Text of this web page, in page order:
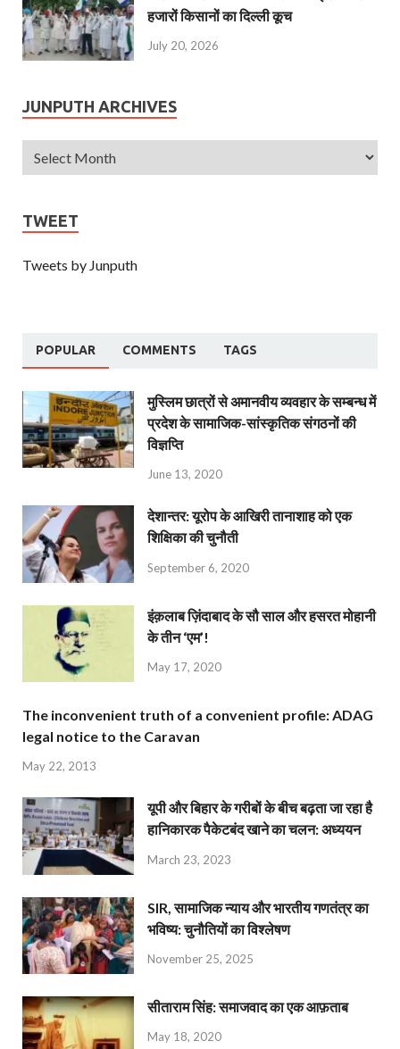
हजारों किसानों का दिल्ली कूच
July 20, 2026
JUNPUTH ARCHIVES
TWEET
Tweets by Junputh
POPULAR COMMENTS TAGS
मुस्लिम छात्रों से अमानवीय व्यवहार के सम्बन्ध में
प्रदेश के सामाजिक-सांस्कृतिक संगठनों की
विज्ञप्ति
June 13, 2020
देशान्‍तर: यूरोप के आखिरी तानाशाह को एक
शिक्षिका की चुनौती
September 6, 2020
इंक़लाब ज़िंदाबाद के सौ साल और हसरत मोहानी
के तीन ‘एम’!
May 17, 2020
The inconvenient truth of a convenient profile: ADAG
legal notice to the Caravan
May 22, 2013
यूपी और बिहार के गरीबों के बीच बढ़ता जा रहा है
हानिकारक पैकेटबंद खाने का चलन: अध्ययन
March 23, 2023
SIR, सामाजिक न्याय और भारतीय गणतंत्र का
भविष्य: चुनौतियों का विश्लेषण
November 25, 2025
सीताराम सिंह: समाजवाद का एक आफ़ताब
May 18, 2020